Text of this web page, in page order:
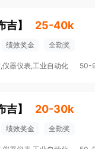
吉】 25-40k
绩效奖金 全勤奖
仪器仪表,工业自动化 50-
吉】 20-30k
绩效奖金 全勤奖